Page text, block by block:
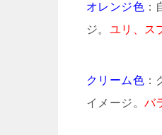
オレンジ色
ジ。 ユリ、ス
クリーム色
イメージ。 バ